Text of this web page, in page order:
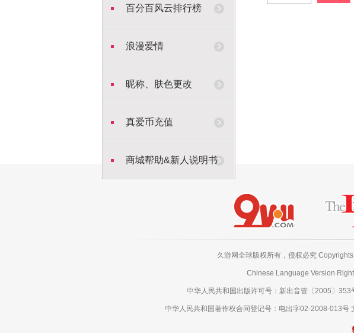
百分百风云排行榜
浪漫爱情
昵称、肤色更改
真爱币充值
商城帮助&新人说明书
久游网全球版权所有，侵权必究
Chinese Language Version
中华人民共和国出版许可号：新出音管〔2005〕
中华人民共和国著作权合同登记号：电出字02-2008-013